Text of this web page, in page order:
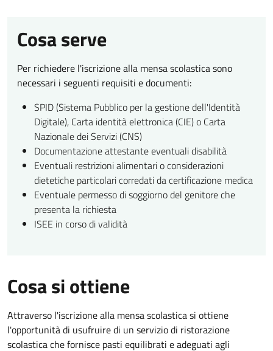
Cosa serve
Per richiedere l'iscrizione alla mensa scolastica sono
necessari i seguenti requisiti e documenti:
SPID (Sistema Pubblico per la gestione dell'Identità
Digitale), Carta identità elettronica (CIE) o Carta
Nazionale dei Servizi (CNS)
Documentazione attestante eventuali disabilità
Eventuali restrizioni alimentari o considerazioni
dietetiche particolari corredati da certificazione medica
Eventuale permesso di soggiorno del genitore che
presenta la richiesta
ISEE in corso di validità
Cosa si ottiene
Attraverso l'iscrizione alla mensa scolastica si ottiene
l'opportunità di usufruire di un servizio di ristorazione
scolastica che fornisce pasti equilibrati e adeguati agli